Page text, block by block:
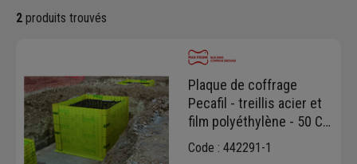
construction.
domaines d'expertise critiques pour les
ouvrages de génie civil et les bâtiments
complexes (tels que gares, ponts, tunnels,
immeubles de bureaux, etc.).
MAX FRANK propose des solutions
innovantes pour optimiser le coffrage et la
2 produits trouvés
Plaque de coffrage
Pecafil - treillis acier et
film polyéthylène - 50 CM
x 240 CM
Code : 442291-1